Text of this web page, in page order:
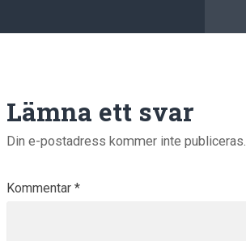
Lämna ett svar
Din e-postadress kommer inte publiceras.
Kommentar *